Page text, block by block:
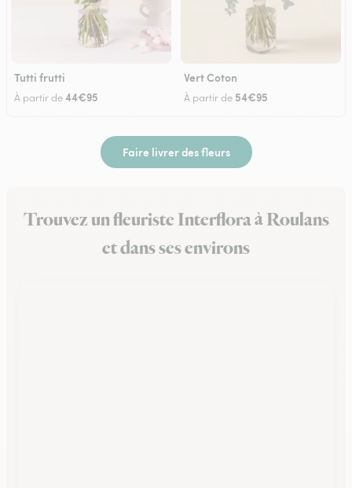
Tutti frutti
À partir de44€95
Vert Coton
À partir de 54€95
Faire livrer des fleurs
Trouvez un fleuriste Interflora à Roulans
et dans ses environs